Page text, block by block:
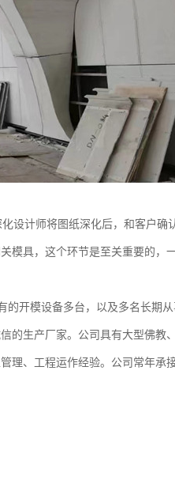
设计师将图纸深化后，和客户确
模具，这个环节是至关重要的，
的开模设备多台，以及多名长期
的生产厂家。公司具有大型佛教
、工程运作经验。公司常年承